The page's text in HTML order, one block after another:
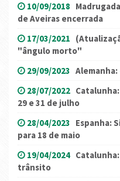
10/09/2018
de Aveiras encerrada
17/03/2021
"ângulo morto"
29/09/2023
28/07/2022
29 e 31 de julho
28/04/2023 Espanha:
para 18 de maio
19/04/2024
trânsito